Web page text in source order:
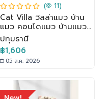
( 11)
Cat Villa วิลล่าแมว บ้าน
แมว คอนโดแมว บ้านแมว
กรงแมว ระบายอากาศได้ดี
ไม่ร้อน กรงแมว กรงแมว
แบบใหญ่ๆ
ปทุมธานี
฿1,606
05 ส.ค. 2026